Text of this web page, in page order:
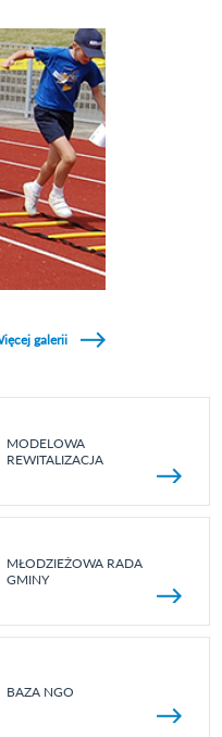
galerii
MODELOWA
REWITALIZACJA
MŁODZIEŻOWA RADA
GMINY
BAZA NGO